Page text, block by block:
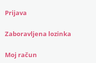
Prijava
Zaboravljena lozinka
Moj račun